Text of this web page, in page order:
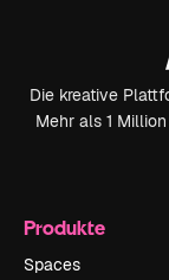
Die kreative
Mehr als 1
Produkte
Spaces